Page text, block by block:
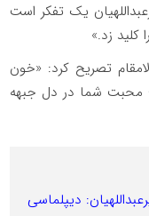
یک تفکر است
کلید زد.»
تصریح کرد: «خون
محبت شما در دل جبهه
دیپلماسی